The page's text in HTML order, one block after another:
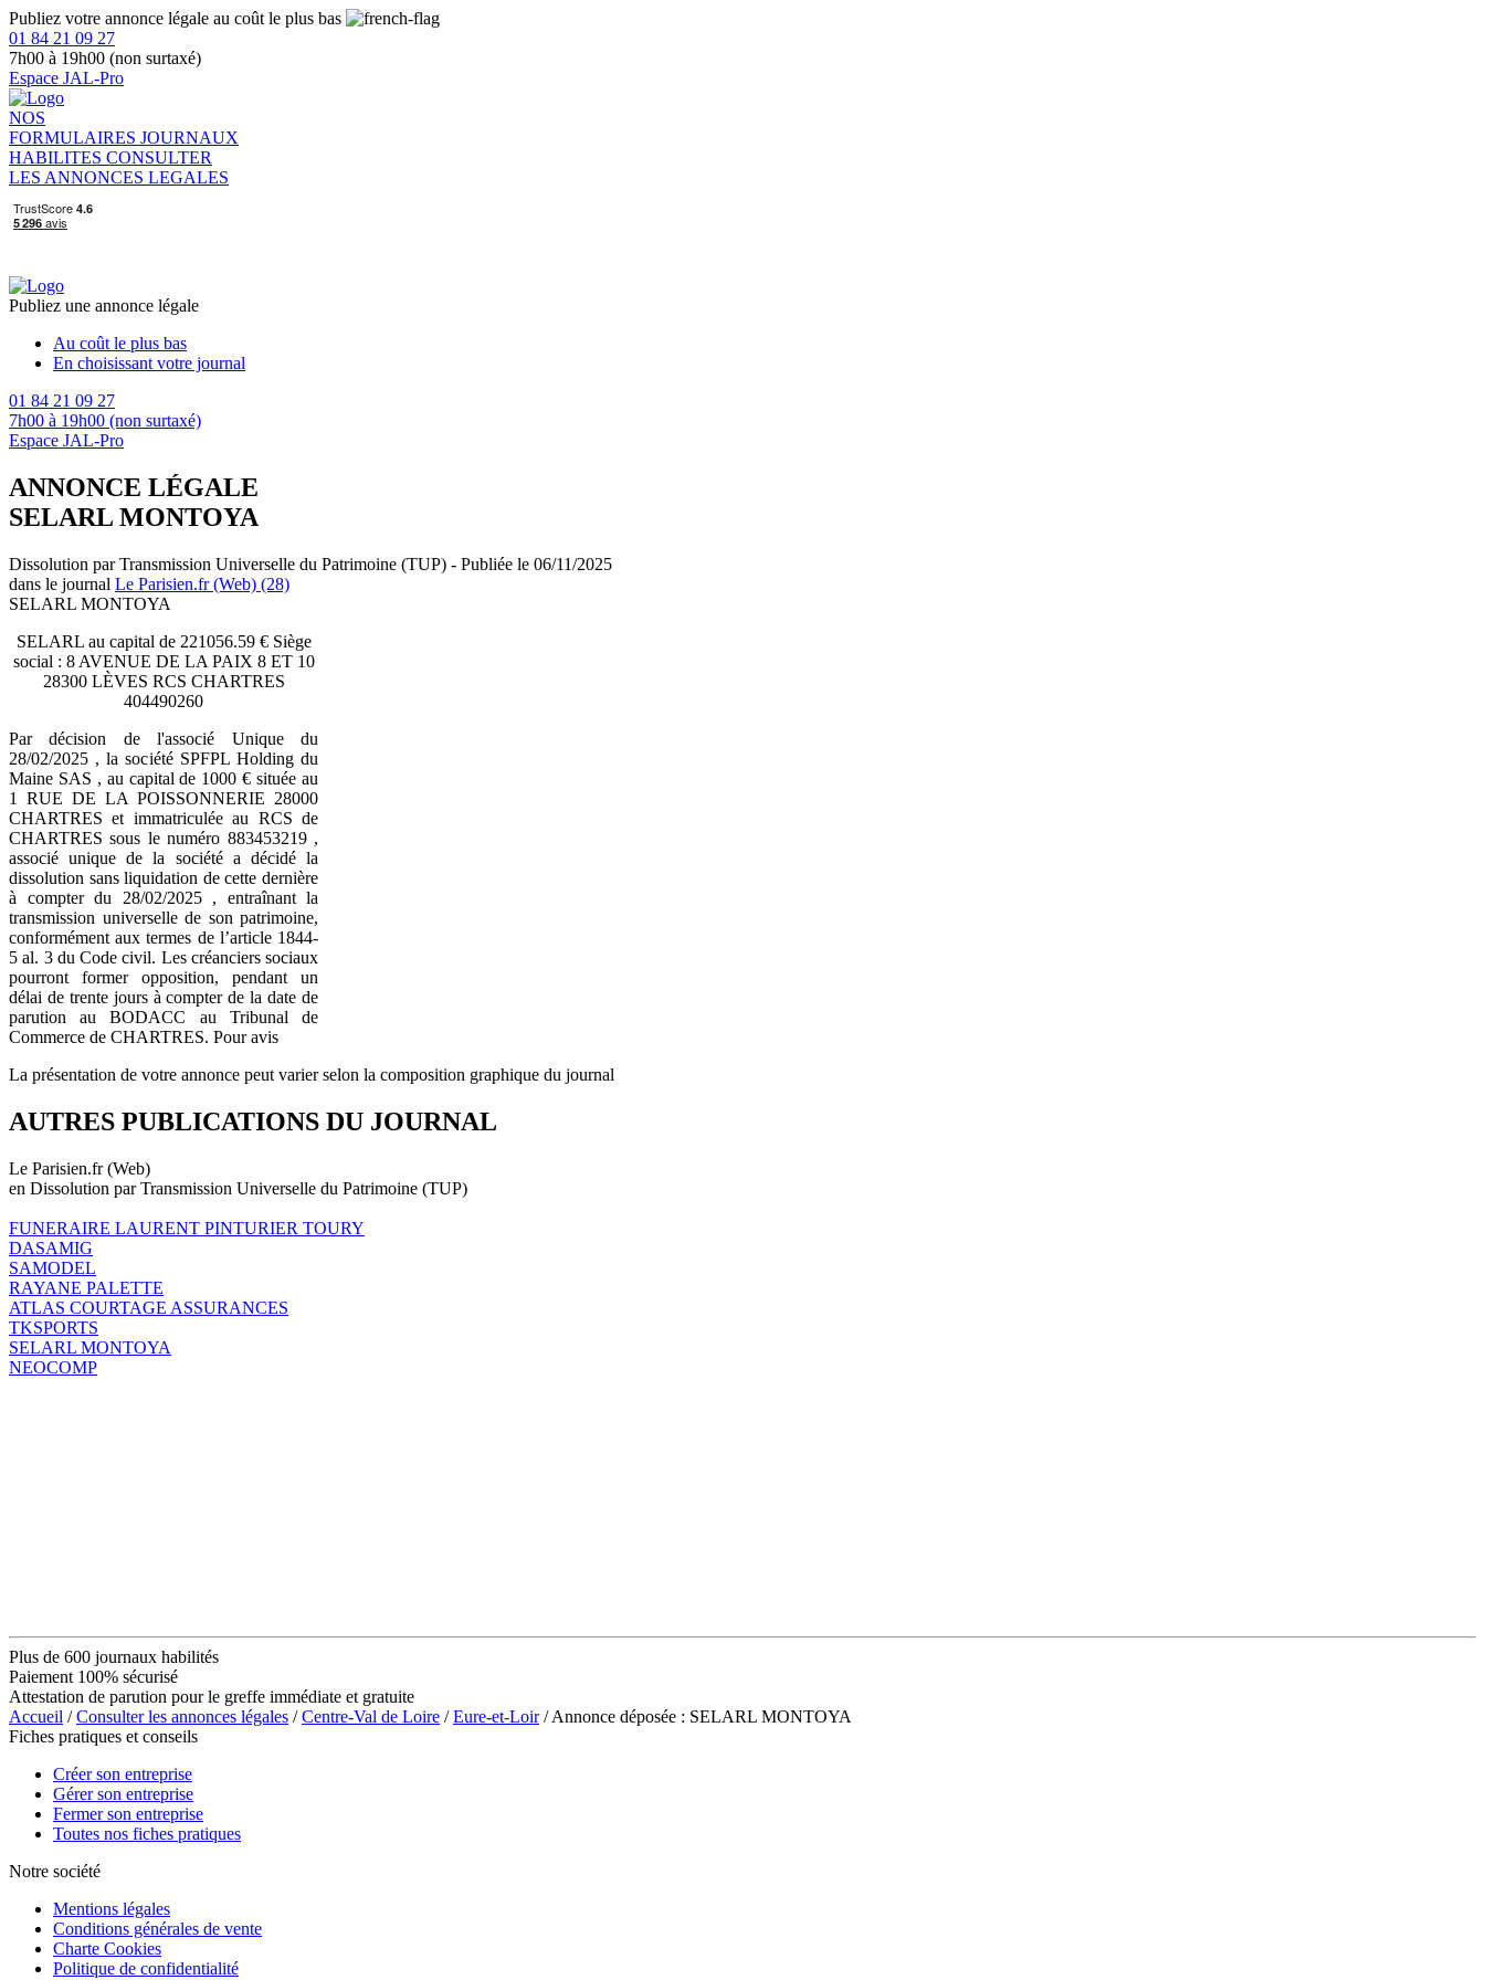
Publiez votre annonce légale au coût le plus bas
01 84 21 09 27
7h00 à 19h00 (non surtaxé)
Espace JAL-Pro
NOS
FORMULAIRES JOURNAUX
HABILITES CONSULTER
LES ANNONCES LEGALES
Publiez une annonce légale
Au coût le plus bas
En choisissant votre journal
01 84 21 09 27
7h00 à 19h00 (non surtaxé)
Espace JAL-Pro
ANNONCE LÉGALE
SELARL MONTOYA
Dissolution par Transmission Universelle du Patrimoine (TUP) - Publiée le 06/11/2025
dans le journal Le Parisien.fr (Web) (28)
SELARL MONTOYA
SELARL au capital de 221056.59 € Siège
social : 8 AVENUE DE LA PAIX 8 ET 10
28300 LÈVES RCS CHARTRES
404490260
Par décision de l'associé Unique du
28/02/2025 , la société SPFPL Holding du
Maine SAS , au capital de 1000 € située au
1 RUE DE LA POISSONNERIE 28000
CHARTRES et immatriculée au RCS de
CHARTRES sous le numéro 883453219 ,
associé unique de la société a décidé la
dissolution sans liquidation de cette dernière
à compter du 28/02/2025 , entraînant la
transmission universelle de son patrimoine,
conformément aux termes de l’article 1844-
5 al. 3 du Code civil. Les créanciers sociaux
pourront former opposition, pendant un
délai de trente jours à compter de la date de
parution au BODACC au Tribunal de
Commerce de CHARTRES. Pour avis
La présentation de votre annonce peut varier selon la composition graphique du journal
AUTRES PUBLICATIONS DU JOURNAL
Le Parisien.fr (Web)
en Dissolution par Transmission Universelle du Patrimoine (TUP)
FUNERAIRE LAURENT PINTURIER TOURY
DASAMIG
SAMODEL
RAYANE PALETTE
ATLAS COURTAGE ASSURANCES
TKSPORTS
SELARL MONTOYA
NEOCOMP
Plus de 600 journaux habilités
Paiement 100% sécurisé
Attestation de parution pour le greffe immédiate et gratuite
Accueil /Consulter les annonces légales /Centre-Val de Loire /Eure-et-Loir/ Annonce déposée : SELARL MONTOYA
Fiches pratiques et conseils
Créer son entreprise
Gérer son entreprise
Fermer son entreprise
Toutes nos fiches pratiques
Notre société
Mentions légales
Conditions générales de vente
Charte Cookies
Politique de confidentialité